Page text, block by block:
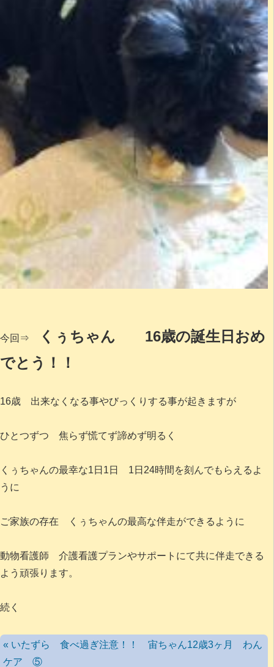
今回⇒
くぅちゃん 16歳の誕生日おめ
でとう！！
16歳 出来なくなる事やびっくりする事が起きますが
ひとつずつ 焦らず慌てず諦めず明るく
くぅちゃんの最幸な1日1日 1日24時間を刻んでもらえるよ
うに
ご家族の存在 くぅちゃんの最高な伴走ができるように
動物看護師 介護看護プランやサポートにて共に伴走できる
よう頑張ります。
続く
« いたずら 食べ過ぎ注意！！ 宙ちゃん12歳3ヶ月 わん
ケア ⑤